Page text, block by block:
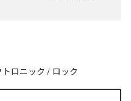
ロニック / ロック